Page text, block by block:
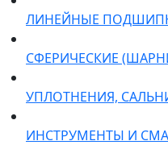
ЛИНЕЙНЫЕ
СФЕРИЧЕСКИЕ
УПЛОТНЕНИЯ,
ИНСТРУМЕНТЫ И